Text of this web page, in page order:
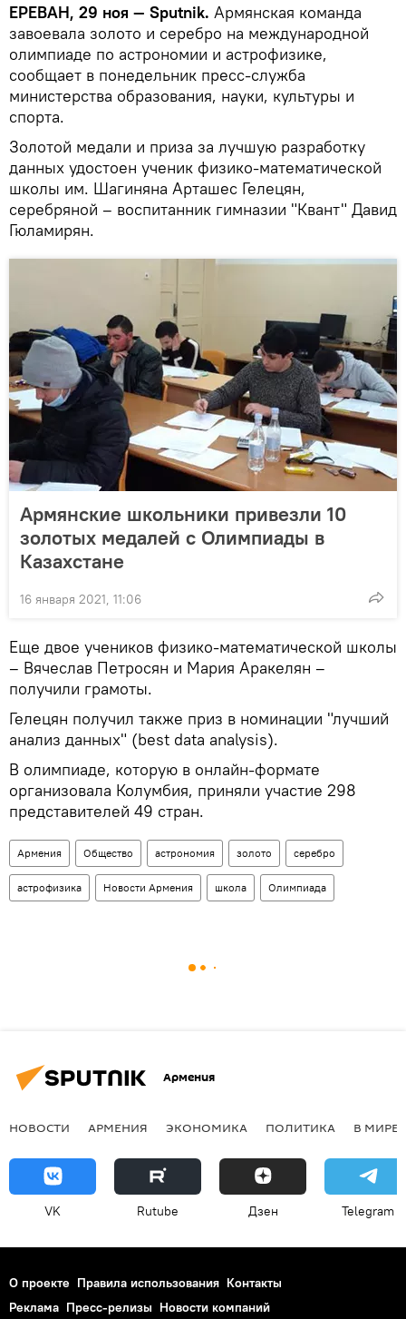
ЕРЕВАН, 29 ноя — Sputnik. Армянская команда
завоевала золото и серебро на международной
олимпиаде по астрономии и астрофизике,
сообщает в понедельник пресс-служба
министерства образования, науки, культуры и
спорта.
Золотой медали и приза за лучшую разработку
данных удостоен ученик физико-математической
школы им. Шагиняна Арташес Гелецян,
серебряной – воспитанник гимназии "Квант" Давид
Гюламирян.
Армянские школьники привезли 10
золотых медалей с Олимпиады в
Казахстане
16 января 2021, 11:06
Еще двое учеников физико-математической школы
– Вячеслав Петросян и Мария Аракелян –
получили грамоты.
Гелецян получил также приз в номинации "лучший
анализ данных" (best data analysis).
В олимпиаде, которую в онлайн-формате
организовала Колумбия, приняли участие 298
представителей 49 стран.
Армения Общество астрономия золото серебро
астрофизика Новости Армения школа Олимпиада
Армения
НОВОСТИ АРМЕНИЯ ЭКОНОМИКА ПОЛИТИКА В МИРЕ
VK Rutube Дзен Telegram
О проекте Правила использования Контакты
Реклама Пресс-релизы Новости компаний